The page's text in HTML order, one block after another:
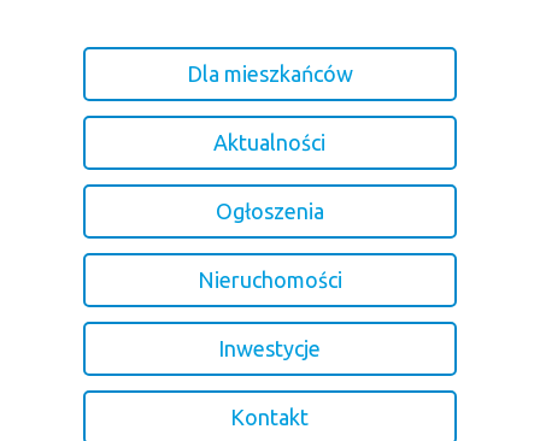
Dla mieszkańców
Aktualności
Ogłoszenia
Nieruchomości
Inwestycje
Kontakt